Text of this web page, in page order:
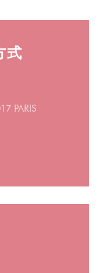
式
PARIS((在新窗口中
在新窗口中打开))
((在新窗口中